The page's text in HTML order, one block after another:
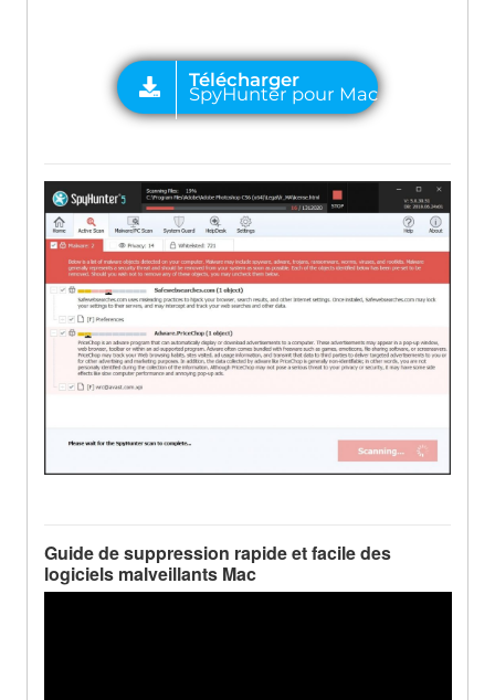
Guide de suppression rapide et facile des
logiciels malveillants Mac